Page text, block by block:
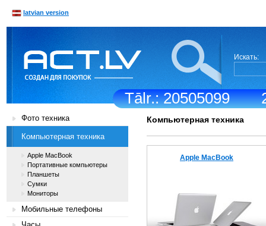
Tālr.: 20505099
latvian version
Искать:
Фото техника
Компьютерная техника
Apple MacBook
Портативные компьютеры
Планшеты
Сумки
Мониторы
Мобильные телефоны
Компьютерная техника
Apple MacBook